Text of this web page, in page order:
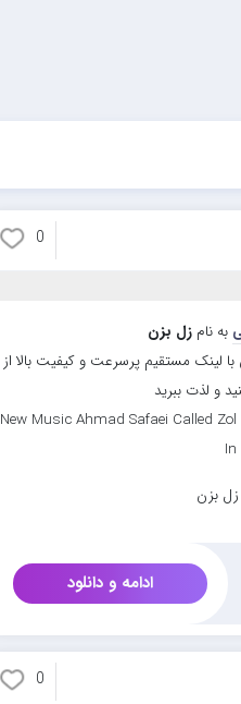
0
به نام زل بزن
لینک مستقیم پرسرعت و کیفیت بالا از
و لذت ببرید
New Music Ahmad Safaei Called
ادامه و دانلود
0